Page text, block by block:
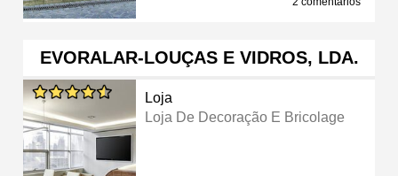
EVORALAR-LOUÇAS E VIDROS, LDA.
Loja
Loja De Decoração E Bricolage